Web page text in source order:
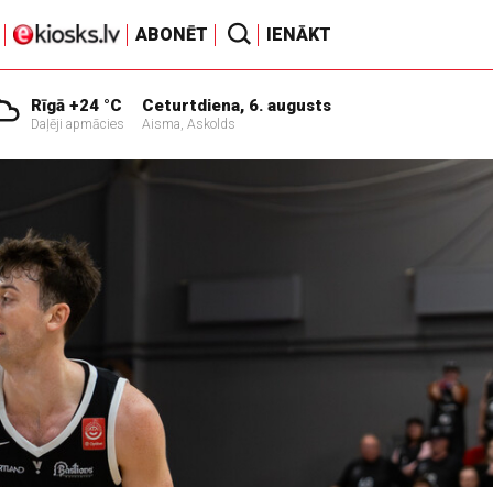
ABONĒT IENĀKT
Rīgā +24 °C
Daļēji apmācies
Ceturtdiena, 6. augusts
Aisma, Askolds